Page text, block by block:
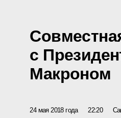
с
Макроном
24 мая 2018 года 22:20